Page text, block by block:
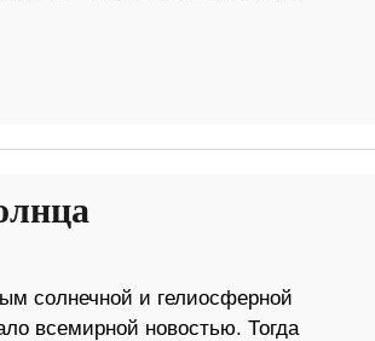
солнечной и гелиосферной
всемирной новостью. Тогда